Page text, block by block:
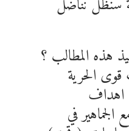
هذه المطالب ؟
قوى الحرية
اهداف
في